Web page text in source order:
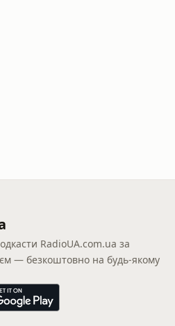
RadioUA.com.ua за
— безкоштовно на будь-якому